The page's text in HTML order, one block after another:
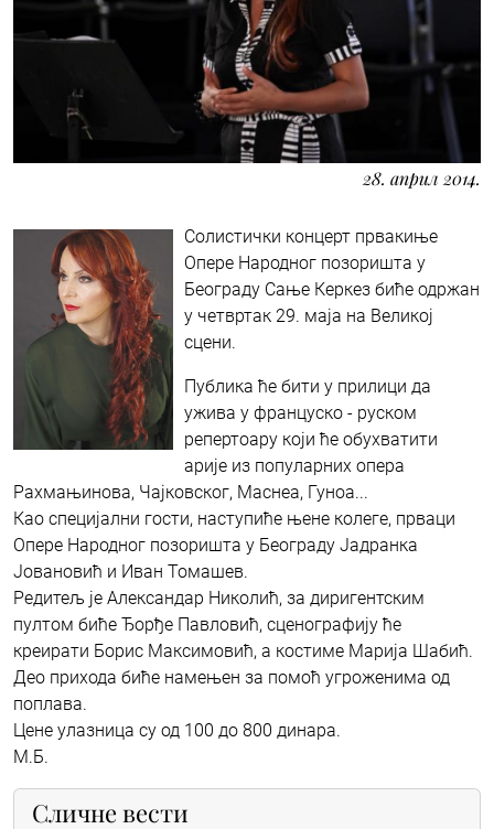
28. април 2014.
Солистички концерт првакиње
Опере Народног позоришта у
Београду Сање Керкез биће одржан
у четвртак 29. маја на Великој
сцени.
Публика ће бити у прилици да
ужива у француско - руском
репертоару који ће обухватити
арије из популарних опера
Рахмањинова, Чајковског, Маснеа, Гуноа...
Као специјални гости, наступиће њене колеге, прваци
Опере Народног позоришта у Београду Јадранка
Јовановић и Иван Томашев.
Редитељ је Александар Николић, за диригентским
пултом биће Ђорђе Павловић, сценографију ће
креирати Борис Максимовић, а костиме Марија Шабић.
Део прихода биће намењен за помоћ угроженима од
поплава.
Цене улазница су од 100 до 800 динара.
М.Б.
Сличне вести